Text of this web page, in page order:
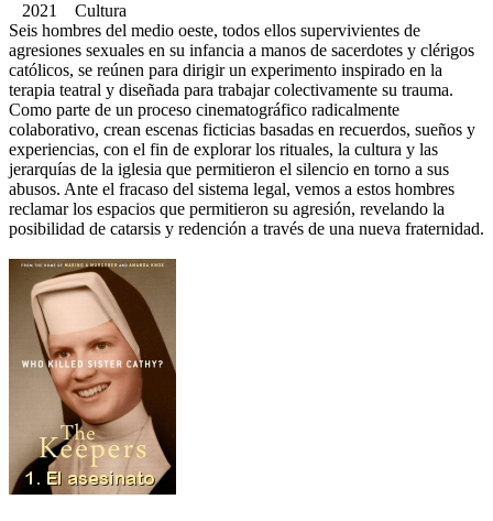
2021 Cultura
Seis hombres del medio oeste, todos ellos supervivientes de
agresiones sexuales en su infancia a manos de sacerdotes y clérigos
católicos, se reúnen para dirigir un experimento inspirado en la
terapia teatral y diseñada para trabajar colectivamente su trauma.
Como parte de un proceso cinematográfico radicalmente
colaborativo, crean escenas ficticias basadas en recuerdos, sueños y
experiencias, con el fin de explorar los rituales, la cultura y las
jerarquías de la iglesia que permitieron el silencio en torno a sus
abusos. Ante el fracaso del sistema legal, vemos a estos hombres
reclamar los espacios que permitieron su agresión, revelando la
posibilidad de catarsis y redención a través de una nueva fraternidad.